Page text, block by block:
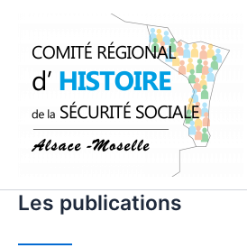
contenu
Les publications